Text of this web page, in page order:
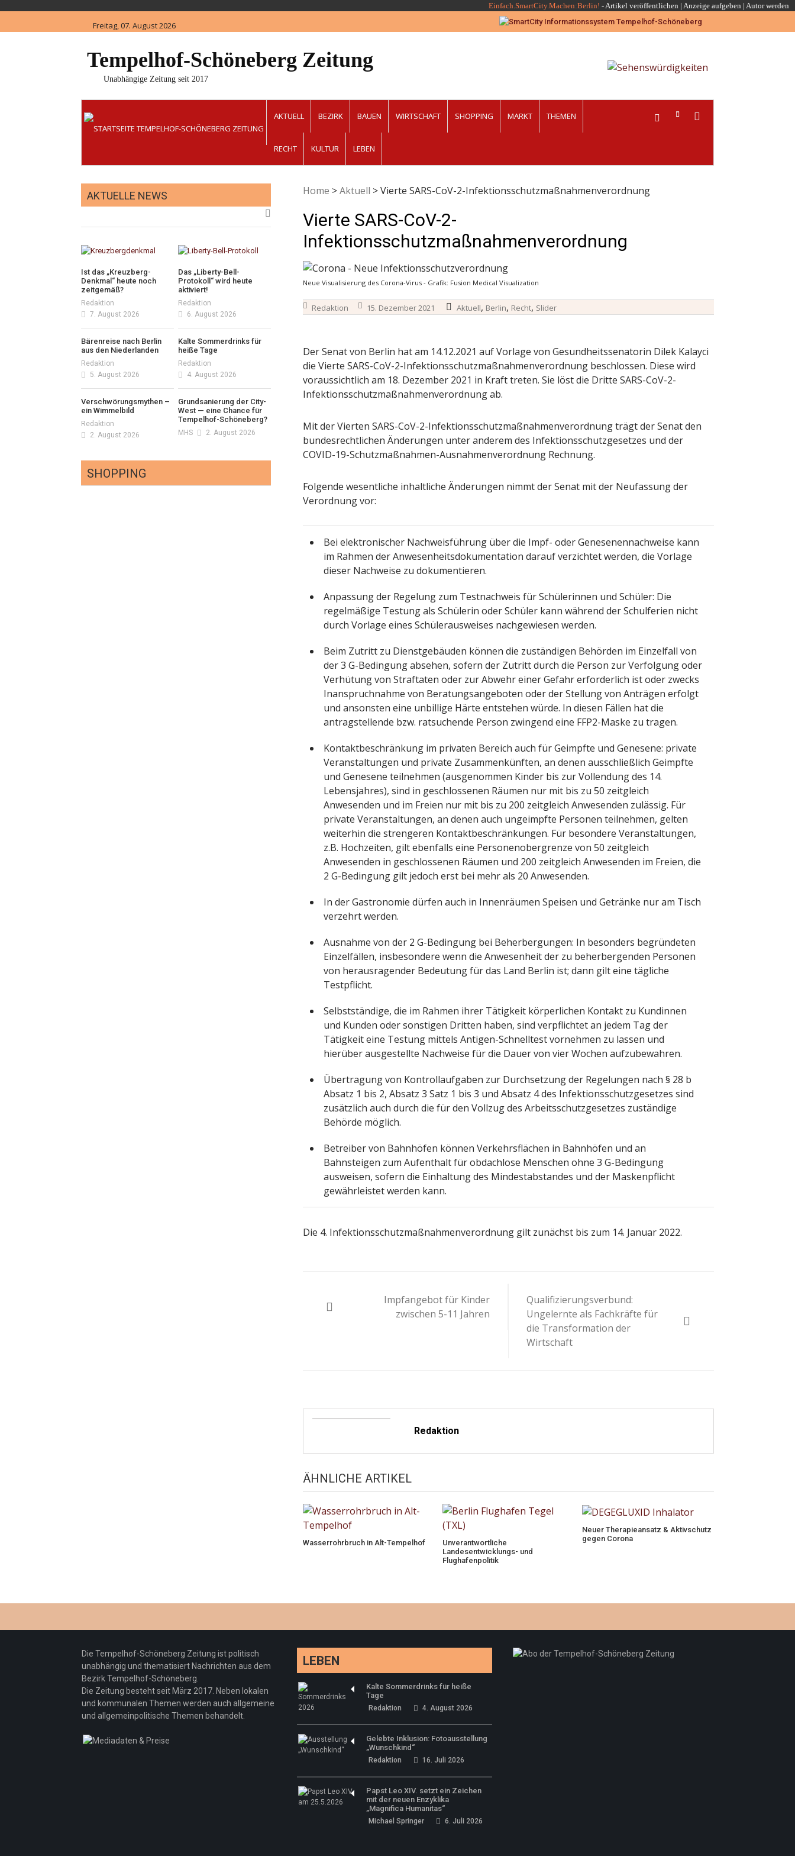
content
Einfach.SmartCity.Machen:Berlin! -Artikel veröffentlichen | Anzeige aufgeben | Autor werden
Freitag, 07. August 2026
Tempelhof-Schöneberg Zeitung
Unabhängige Zeitung seit 2017
AKTUELL BEZIRK BAUEN WIRTSCHAFT SHOPPING MARKT THEMEN
RECHT KULTUR LEBEN
Home >Aktuell >Vierte SARS-CoV-2-Infektionsschutzmaßnahmenverordnung
Vierte SARS-CoV-2-
Infektionsschutzmaßnahmenverordnung
Neue Visualisierung des Corona-Virus - Grafik: Fusion Medical Visualization
Redaktion 15. Dezember 2021 Aktuell, Berlin, Recht, Slider
Der Senat von Berlin hat am 14.12.2021 auf Vorlage von Gesundheitssenatorin Dilek Kalayci
die Vierte SARS-CoV-2-Infektionsschutzmaßnahmenverordnung beschlossen. Diese wird
voraussichtlich am 18. Dezember 2021 in Kraft treten. Sie löst die Dritte SARS-CoV-2-
Infektionsschutzmaßnahmenverordnung ab.
Mit der Vierten SARS-CoV-2-Infektionsschutzmaßnahmenverordnung trägt der Senat den
bundesrechtlichen Änderungen unter anderem des Infektionsschutzgesetzes und der
COVID-19-Schutzmaßnahmen-Ausnahmenverordnung Rechnung.
Folgende wesentliche inhaltliche Änderungen nimmt der Senat mit der Neufassung der
Verordnung vor:
Bei elektronischer Nachweisführung über die Impf- oder Genesenennachweise kann
im Rahmen der Anwesenheitsdokumentation darauf verzichtet werden, die Vorlage
dieser Nachweise zu dokumentieren.
Anpassung der Regelung zum Testnachweis für Schülerinnen und Schüler: Die
regelmäßige Testung als Schülerin oder Schüler kann während der Schulferien nicht
durch Vorlage eines Schülerausweises nachgewiesen werden.
Beim Zutritt zu Dienstgebäuden können die zuständigen Behörden im Einzelfall von
der 3 G-Bedingung absehen, sofern der Zutritt durch die Person zur Verfolgung oder
Verhütung von Straftaten oder zur Abwehr einer Gefahr erforderlich ist oder zwecks
Inanspruchnahme von Beratungsangeboten oder der Stellung von Anträgen erfolgt
und ansonsten eine unbillige Härte entstehen würde. In diesen Fällen hat die
antragstellende bzw. ratsuchende Person zwingend eine FFP2-Maske zu tragen.
Kontaktbeschränkung im privaten Bereich auch für Geimpfte und Genesene: private
Veranstaltungen und private Zusammenkünften, an denen ausschließlich Geimpfte
und Genesene teilnehmen (ausgenommen Kinder bis zur Vollendung des 14.
Lebensjahres), sind in geschlossenen Räumen nur mit bis zu 50 zeitgleich
Anwesenden und im Freien nur mit bis zu 200 zeitgleich Anwesenden zulässig. Für
private Veranstaltungen, an denen auch ungeimpfte Personen teilnehmen, gelten
weiterhin die strengeren Kontaktbeschränkungen. Für besondere Veranstaltungen,
z.B. Hochzeiten, gilt ebenfalls eine Personenobergrenze von 50 zeitgleich
Anwesenden in geschlossenen Räumen und 200 zeitgleich Anwesenden im Freien, die
2 G-Bedingung gilt jedoch erst bei mehr als 20 Anwesenden.
In der Gastronomie dürfen auch in Innenräumen Speisen und Getränke nur am Tisch
verzehrt werden.
Ausnahme von der 2 G-Bedingung bei Beherbergungen: In besonders begründeten
Einzelfällen, insbesondere wenn die Anwesenheit der zu beherbergenden Personen
von herausragender Bedeutung für das Land Berlin ist; dann gilt eine tägliche
Testpflicht.
Selbstständige, die im Rahmen ihrer Tätigkeit körperlichen Kontakt zu Kundinnen
und Kunden oder sonstigen Dritten haben, sind verpflichtet an jedem Tag der
Tätigkeit eine Testung mittels Antigen-Schnelltest vornehmen zu lassen und
hierüber ausgestellte Nachweise für die Dauer von vier Wochen aufzubewahren.
Übertragung von Kontrollaufgaben zur Durchsetzung der Regelungen nach § 28 b
Absatz 1 bis 2, Absatz 3 Satz 1 bis 3 und Absatz 4 des Infektionsschutzgesetzes sind
zusätzlich auch durch die für den Vollzug des Arbeitsschutzgesetzes zuständige
Behörde möglich.
Betreiber von Bahnhöfen können Verkehrsflächen in Bahnhöfen und an
Bahnsteigen zum Aufenthalt für obdachlose Menschen ohne 3 G-Bedingung
ausweisen, sofern die Einhaltung des Mindestabstandes und der Maskenpflicht
gewährleistet werden kann.
Die 4. Infektionsschutzmaßnahmenverordnung gilt zunächst bis zum 14. Januar 2022.
Impfangebot für Kinder
zwischen 5-11 Jahren
Qualifizierungsverbund:
Ungelernte als Fachkräfte für
die Transformation der
Wirtschaft
Redaktion
ÄHNLICHE ARTIKEL
Wasserrohrbruch in Alt-Tempelhof
Unverantwortliche
Landesentwicklungs- und
Flughafenpolitik
Neuer Therapieansatz & Aktivschutz
gegen Corona
AKTUELLE NEWS
Ist das „Kreuzberg-
Denkmal“ heute noch
zeitgemäß?
Redaktion
7. August 2026
Das „Liberty-Bell-
Protokoll“ wird heute
aktiviert!
Redaktion
6. August 2026
Bärenreise nach Berlin
aus den Niederlanden
Redaktion
5. August 2026
Kalte Sommerdrinks für
heiße Tage
Redaktion
4. August 2026
Verschwörungsmythen –
ein Wimmelbild
Redaktion
2. August 2026
Grundsanierung der City-
West — eine Chance für
Tempelhof-Schöneberg?
MHS 2. August 2026
SHOPPING
Die Tempelhof-Schöneberg Zeitung ist politisch
unabhängig und thematisiert Nachrichten aus dem
Bezirk Tempelhof-Schöneberg.
Die Zeitung besteht seit März 2017. Neben lokalen
und kommunalen Themen werden auch allgemeine
und allgemeinpolitische Themen behandelt.
LEBEN
Kalte Sommerdrinks für heiße
Tage
Redaktion 4. August 2026
Gelebte Inklusion: Fotoausstellung
„Wunschkind“
Redaktion 16. Juli 2026
Papst Leo XIV. setzt ein Zeichen
mit der neuen Enzyklika
„Magnifica Humanitas“
Michael Springer 6. Juli 2026